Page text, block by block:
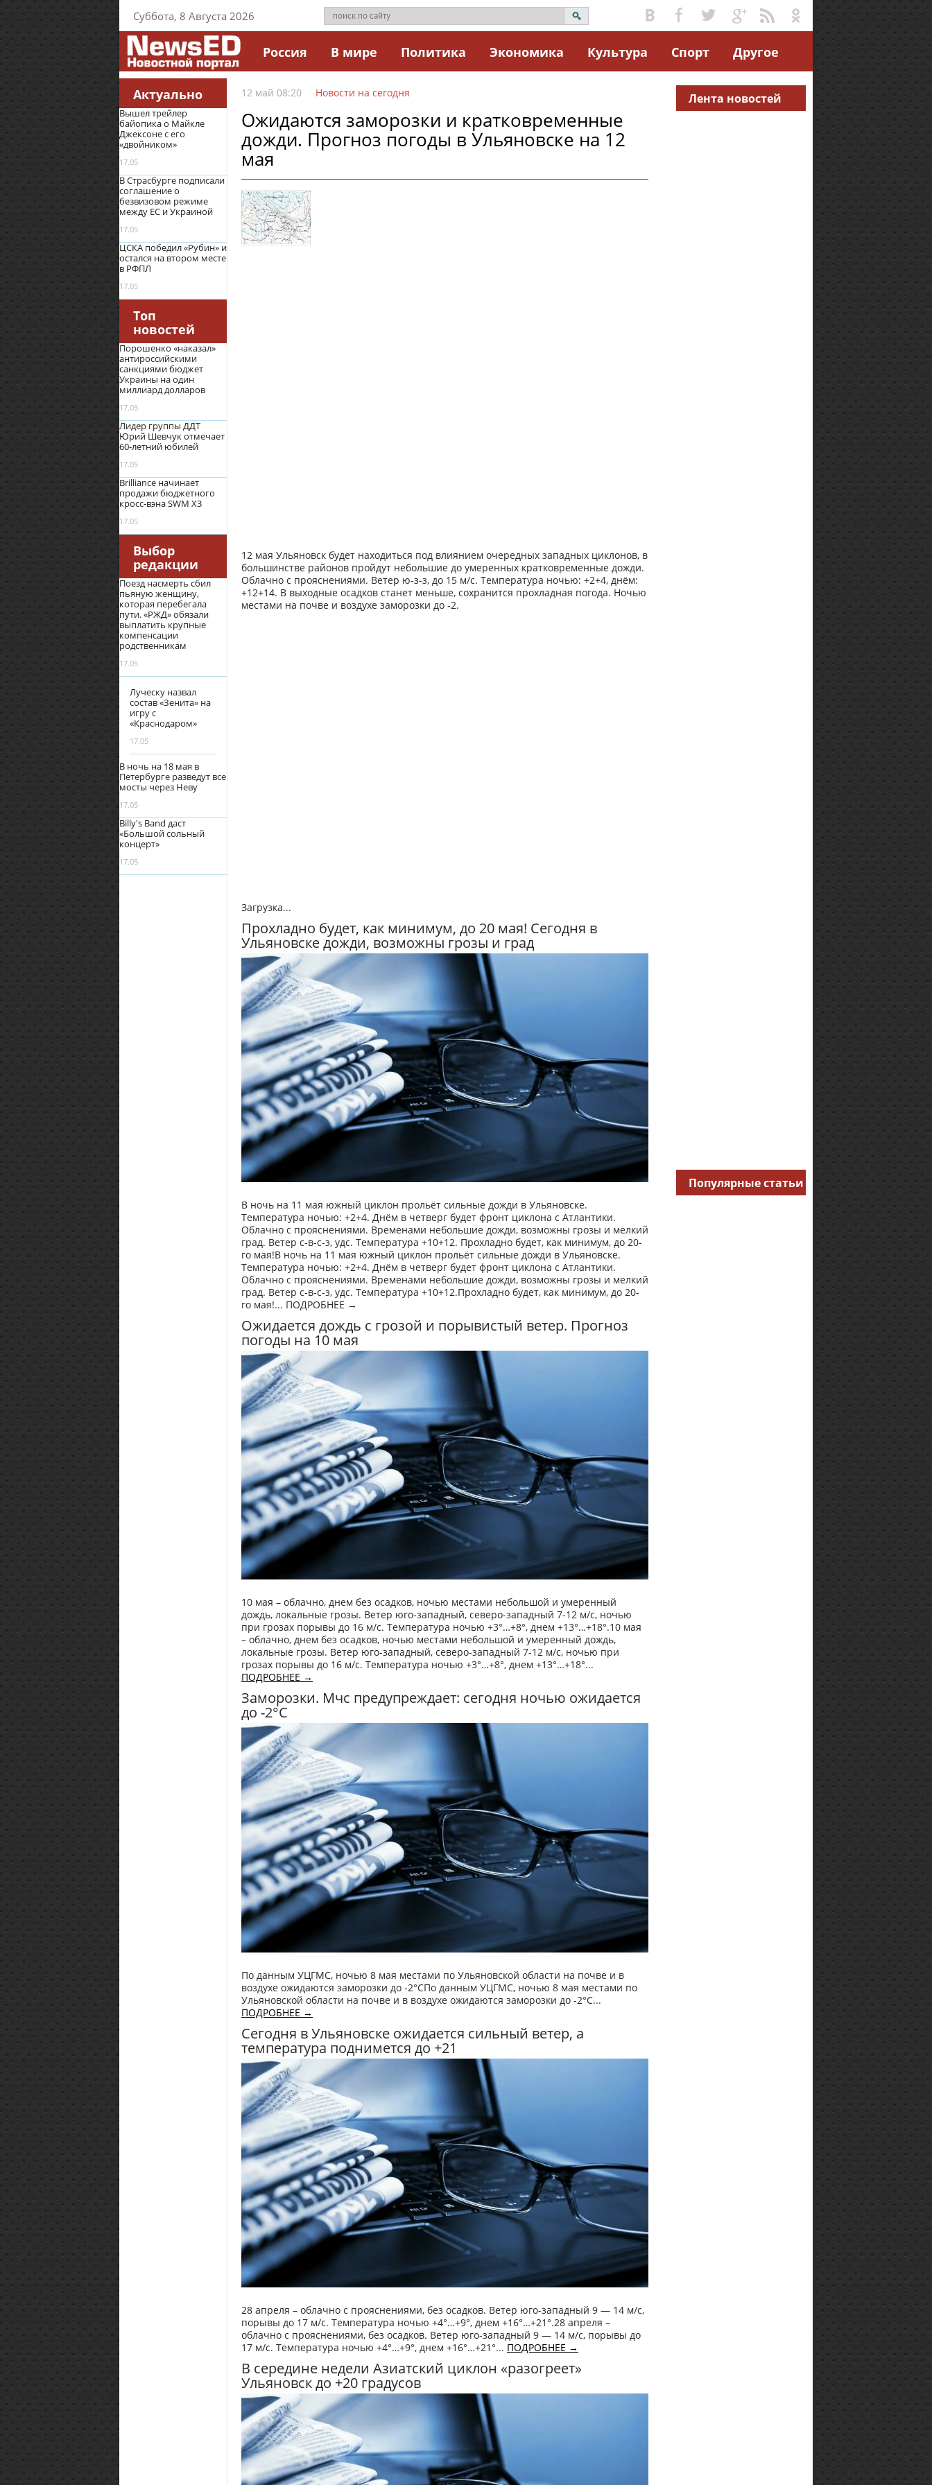
Суббота, 8 Августа 2026
Россия В мире Политика Экономика Культура Спорт Другое
Актуально
Вышел трейлер
байопика о Майкле
Джексоне с его
«двойником»
17.05
В Страсбурге подписали
соглашение о
безвизовом режиме
между ЕС и Украиной
17.05
ЦСКА победил «Рубин» и
остался на втором месте
в РФПЛ
17.05
Топ
новостей
Порошенко «наказал»
антироссийскими
санкциями бюджет
Украины на один
миллиард долларов
17.05
Лидер группы ДДТ
Юрий Шевчук отмечает
60-летний юбилей
17.05
Brilliance начинает
продажи бюджетного
кросс-вэна SWM X3
17.05
Выбор
редакции
Поезд насмерть сбил
пьяную женщину,
которая перебегала
пути. «РЖД» обязали
выплатить крупные
компенсации
родственникам
17.05
Луческу назвал
состав «Зенита» на
игру с
«Краснодаром»
17.05
В ночь на 18 мая в
Петербурге разведут все
мосты через Неву
17.05
Billy's Band даст
«Большой сольный
концерт»
17.05
12 май 08:20 Новости на сегодня
Ожидаются заморозки и кратковременные
дожди. Прогноз погоды в Ульяновске на 12
мая
12 мая Ульяновск будет находиться под влиянием очередных западных циклонов, в
большинстве районов пройдут небольшие до умеренных кратковременные дожди.
Облачно с прояснениями. Ветер ю-з-з, до 15 м/с. Температура ночью: +2+4, днём:
+12+14. В выходные осадков станет меньше, сохранится прохладная погода. Ночью
местами на почве и воздухе заморозки до -2.
Загрузка...
Прохладно будет, как минимум, до 20 мая! Сегодня в
Ульяновске дожди, возможны грозы и град
В ночь на 11 мая южный циклон прольёт сильные дожди в Ульяновске.
Температура ночью: +2+4. Днём в четверг будет фронт циклона с Атлантики.
Облачно с прояснениями. Временами небольшие дожди, возможны грозы и мелкий
град. Ветер с-в-с-з, удс. Температура +10+12. Прохладно будет, как минимум, до 20-
го мая!В ночь на 11 мая южный циклон прольёт сильные дожди в Ульяновске.
Температура ночью: +2+4. Днём в четверг будет фронт циклона с Атлантики.
Облачно с прояснениями. Временами небольшие дожди, возможны грозы и мелкий
град. Ветер с-в-с-з, удс. Температура +10+12.Прохладно будет, как минимум, до 20-
го мая!... ПОДРОБНЕЕ →
Ожидается дождь с грозой и порывистый ветер. Прогноз
погоды на 10 мая
10 мая – облачно, днем без осадков, ночью местами небольшой и умеренный
дождь, локальные грозы. Ветер юго-западный, северо-западный 7-12 м/с, ночью
при грозах порывы до 16 м/с. Температура ночью +3°…+8°, днем +13°…+18°.10 мая
– облачно, днем без осадков, ночью местами небольшой и умеренный дождь,
локальные грозы. Ветер юго-западный, северо-западный 7-12 м/с, ночью при
грозах порывы до 16 м/с. Температура ночью +3°…+8°, днем +13°…+18°...
ПОДРОБНЕЕ →
Заморозки. Мчс предупреждает: сегодня ночью ожидается
до -2°С
По данным УЦГМС, ночью 8 мая местами по Ульяновской области на почве и в
воздухе ожидаются заморозки до -2°СПо данным УЦГМС, ночью 8 мая местами по
Ульяновской области на почве и в воздухе ожидаются заморозки до -2°С...
ПОДРОБНЕЕ →
Сегодня в Ульяновске ожидается сильный ветер, а
температура поднимется до +21
28 апреля – облачно с прояснениями, без осадков. Ветер юго-западный 9 — 14 м/с,
порывы до 17 м/с. Температура ночью +4°…+9°, днем +16°…+21°.28 апреля –
облачно с прояснениями, без осадков. Ветер юго-западный 9 — 14 м/с, порывы до
17 м/с. Температура ночью +4°…+9°, днем +16°…+21°... ПОДРОБНЕЕ →
В середине недели Азиатский циклон «разогреет»
Ульяновск до +20 градусов
Лента новостей
Популярные статьи